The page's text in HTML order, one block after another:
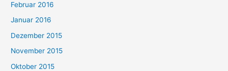
Februar 2016
Januar 2016
Dezember 2015
November 2015
Oktober 2015